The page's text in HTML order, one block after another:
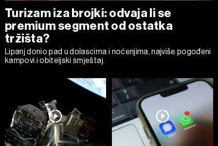
Turizam iza brojki: odvaja li se
premium segment od ostatka
tržišta?
Lipanj donio pad u dolascima i noćenjima, najviše pogođeni
kampovi i obiteljski smještaj.